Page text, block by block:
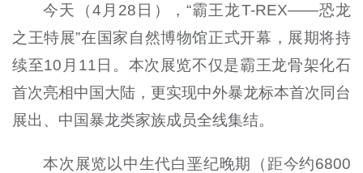
今天（4月28日），“霸王龙T-REX——恐龙
之王特展”在国家自然博物馆正式开幕，展期将持
续至10月11日。本次展览不仅是霸王龙骨架化石
首次亮相中国大陆，更实现中外暴龙标本首次同台
展出、中国暴龙类家族成员全线集结。
本次展览以中生代白垩纪晚期（距今约6800